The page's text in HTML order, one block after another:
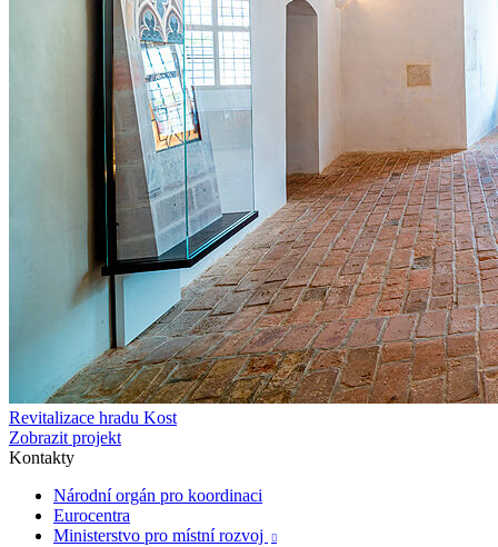
Revitalizace hradu Kost
Zobrazit projekt
Kontakty
Národní orgán pro koordinaci
Eurocentra
Ministerstvo pro místní rozvoj
